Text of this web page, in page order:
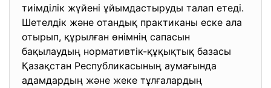
тиімділік жүйені ұйымдастыруды талап етеді.
Шетелдік және отандық практиканы еске ала
отырып, құрылған өнімнің сапасын
бақылаудың нормативтік-құқықтық базасы
Қазақстан Республикасының аумағында
адамдардың және жеке тұлғалардың